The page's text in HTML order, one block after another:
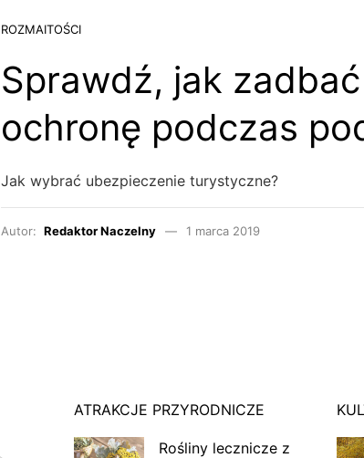
ROZMAITOŚCI
Sprawdź, jak
ochronę podczas
Jak wybrać ubezpieczenie turystyczne?
Autor: Redaktor Naczelny 1 marca 2019
ATRAKCJE PRZYRODNICZE
Rośliny lecznicze z